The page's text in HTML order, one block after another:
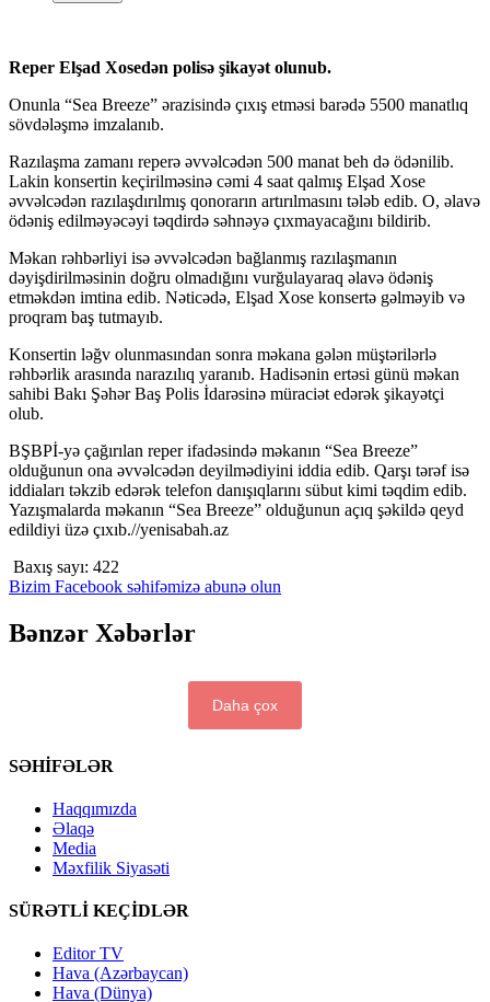
Reper Elşad Xosedən polisə şikayət olunub.
Onunla “Sea Breeze” ərazisində çıxış etməsi barədə 5500 manatlıq
sövdələşmə imzalanıb.
Razılaşma zamanı reperə əvvəlcədən 500 manat beh də ödənilib.
Lakin konsertin keçirilməsinə cəmi 4 saat qalmış Elşad Xose
əvvəlcədən razılaşdırılmış qonorarın artırılmasını tələb edib. O, əlavə
ödəniş edilməyəcəyi təqdirdə səhnəyə çıxmayacağını bildirib.
Məkan rəhbərliyi isə əvvəlcədən bağlanmış razılaşmanın
dəyişdirilməsinin doğru olmadığını vurğulayaraq əlavə ödəniş
etməkdən imtina edib. Nəticədə, Elşad Xose konsertə gəlməyib və
proqram baş tutmayıb.
Konsertin ləğv olunmasından sonra məkana gələn müştərilərlə
rəhbərlik arasında narazılıq yaranıb. Hadisənin ertəsi günü məkan
sahibi Bakı Şəhər Baş Polis İdarəsinə müraciət edərək şikayətçi
olub.
BŞBPİ-yə çağırılan reper ifadəsində məkanın “Sea Breeze”
olduğunun ona əvvəlcədən deyilmədiyini iddia edib. Qarşı tərəf isə
iddiaları təkzib edərək telefon danışıqlarını sübut kimi təqdim edib.
Yazışmalarda məkanın “Sea Breeze” olduğunun açıq şəkildə qeyd
edildiyi üzə çıxıb.//yenisabah.az
Baxış sayı: 422
Bizim Facebook səhifəmizə abunə olun
Bənzər Xəbərlər
Daha çox
SƏHİFƏLƏR
Haqqımızda
Əlaqə
Media
Məxfilik Siyasəti
SÜRƏTLİ KEÇİDLƏR
Editor TV
Hava (Azərbaycan)
Hava (Dünya)